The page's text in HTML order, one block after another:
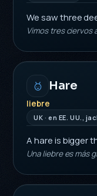
We saw three
Vimos tres ciervos
Hare
liebre
UK · en EE. UU.,
A hare is bigger
Una liebre es más